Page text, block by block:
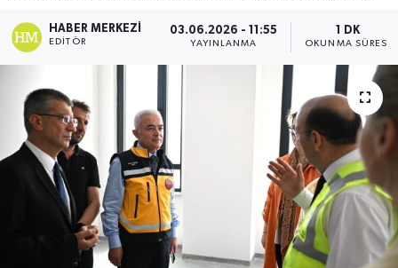
HABER MERKEZI
EDITÖR
03.06.2026 - 11:55
YAYINLANMA
1 DK
OKUNMA SÜRESI
Medya
Haber Arşivi